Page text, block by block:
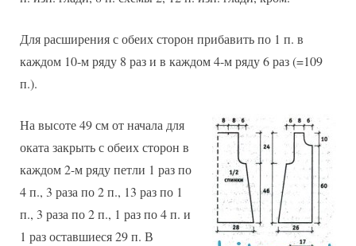
Для расширения с обеих сторон прибавить по 1 п. в
каждом 10-м ряду 8 раз и в каждом 4-м ряду 6 раз (=109
п.).
На высоте 49 см от начала для
оката закрыть с обеих сторон в
каждом 2-м ряду петли 1 раз по
4 п., 3 раза по 2 п., 13 раз по 1
п., 3 раза по 2 п., 1 раз по 4 п. и
1 раз оставшиеся 29 п. В